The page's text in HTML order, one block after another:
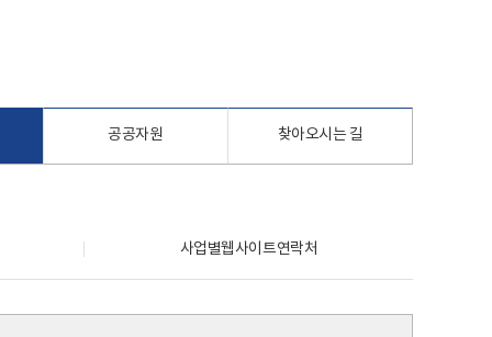
공공자원 찾아오시는 길
사업별웹사이트연락처